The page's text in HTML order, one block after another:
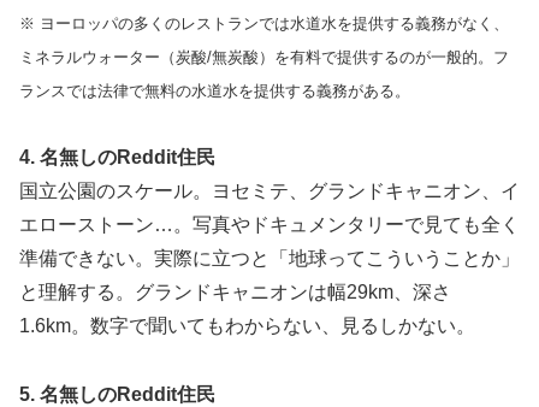
※ ヨーロッパの多くのレストランでは水道水を提供する義務がなく、
ミネラルウォーター（炭酸/無炭酸）を有料で提供するのが一般的。フ
ランスでは法律で無料の水道水を提供する義務がある。
4. 名無しのReddit住民
国立公園のスケール。ヨセミテ、グランドキャニオン、イ
エローストーン…。写真やドキュメンタリーで見ても全く
準備できない。実際に立つと「地球ってこういうことか」
と理解する。グランドキャニオンは幅29km、深さ
1.6km。数字で聞いてもわからない、見るしかない。
5. 名無しのReddit住民